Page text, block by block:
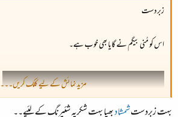
زبردست
اس کو مُنی بیگم نے گایا بھی خوب ہے۔
مزید نمائش کے لیے کلک کریں۔۔۔
بہت زبردستشمشادبھیا بہت شکریہ شئیرنگ کے لئیے۔۔